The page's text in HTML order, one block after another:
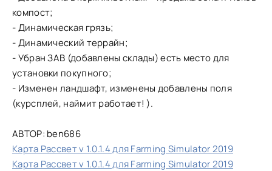
компост;
- Динамическая грязь;
- Динамический террайн;
- Убран ЗАВ (добавлены склады) есть место для
установки покупного;
- Изменен ландшафт, изменены добавлены поля
(курсплей, наймит работает! ).
АВТОР: ben686
Карта Рассвет v 1.0.1.4 для Farming Simulator 2019
Карта Рассвет v 1.0.1.4 для Farming Simulator 2019